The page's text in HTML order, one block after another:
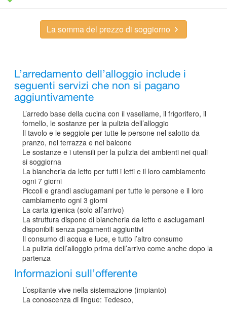
La somma del prezzo di soggiorno
L’arredamento dell’alloggio include i
seguenti servizi che non si pagano
aggiuntivamente
L’arredo base della cucina con il vasellame, il frigorifero, il
fornello, le sostanze per la pulizia dell’alloggio
Il tavolo e le seggiole per tutte le persone nel salotto da
pranzo, nel terrazza e nel balcone
Le sostanze e i utensili per la pulizia dei ambienti nei quali
si soggiorna
La biancheria da letto per tutti i letti e il loro cambiamento
ogni 7 giorni
Piccoli e grandi asciugamani per tutte le persone e il loro
cambiamento ogni 3 giorni
La carta igienica (solo all’arrivo)
La struttura dispone di biancheria da letto e asciugamani
disponibili senza pagamenti aggiuntivi
Il consumo di acqua e luce, e tutto l’altro consumo
La pulizia dell’alloggio prima dell’arrivo come anche dopo la
partenza
Informazioni sull’offerente
L’ospitante vive nella sistemazione (impianto)
La conoscenza di lingue: Tedesco,